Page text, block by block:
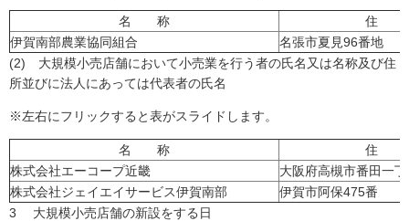
名 称
住
伊賀南部農業協同組合
名張市夏見96番地
(2) 大規模小売店舗において小売業を行う者の氏名又は名称及び住
所並びに法人にあっては代表者の氏名
※左右にフリックすると表がスライドします。
名 称
住
株式会社エーコープ近畿
大阪府高槻市番田一
株式会社ジェイエイサービス伊賀南部
伊賀市阿保475番
3 大規模小売店舗の新設をする日